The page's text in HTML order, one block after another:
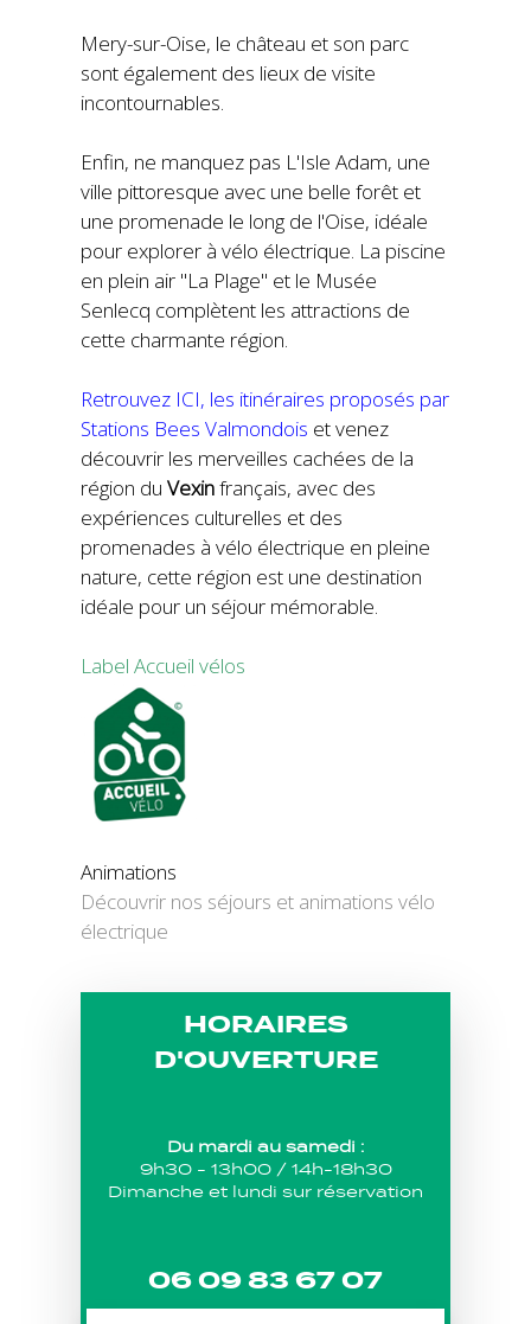
Mery-sur-Oise, le château et son parc
sont également des lieux de visite
incontournables.
Enfin, ne manquez pas L'Isle Adam, une
ville pittoresque avec une belle forêt et
une promenade le long de l'Oise, idéale
pour explorer à vélo électrique. La piscine
en plein air "La Plage" et le Musée
Senlecq complètent les attractions de
cette charmante région.
Retrouvez ICI, les itinéraires proposés par
Stations Bees Valmondois et venez
découvrir les merveilles cachées de la
région du Vexinfrançais, avec des
expériences culturelles et des
promenades à vélo électrique en pleine
nature, cette région est une destination
idéale pour un séjour mémorable.
Label Accueil vélos
Animations
Découvrir nos séjours et animations vélo
électrique
HORAIRES
D'OUVERTURE
Du mardi au samedi :
9h30 - 13h00 / 14h-18h30
Dimanche et lundi sur réservation
06 09 83 67 07